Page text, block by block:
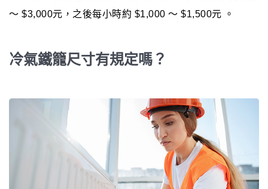
～ $3,000元，之後每小時約 $1,000 ～ $1,500元 。
冷氣鐵籠尺寸有規定嗎？